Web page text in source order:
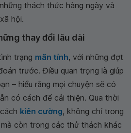
thách thức hàng ngày và
hội.
thay đổi lâu dài
trạng mãn tính, với những đợt
trước. Điều quan trọng là giúp
– hiểu rằng mọi chuyện sẽ có
có cách để cải thiện. Qua thời
kiên cường, không chỉ trong
còn trong các thử thách khác